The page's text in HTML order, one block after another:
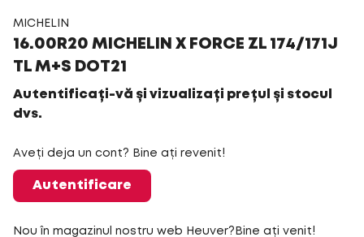
MICHELIN
16.00R20 MICHELIN X FORCE ZL 174/171J
TL M+S DOT21
Autentificați-vă și vizualizați prețul și stocul
dvs.
Aveți deja un cont? Bine ați revenit!
Autentificare
Nou în magazinul nostru web Heuver?Bine ați venit!